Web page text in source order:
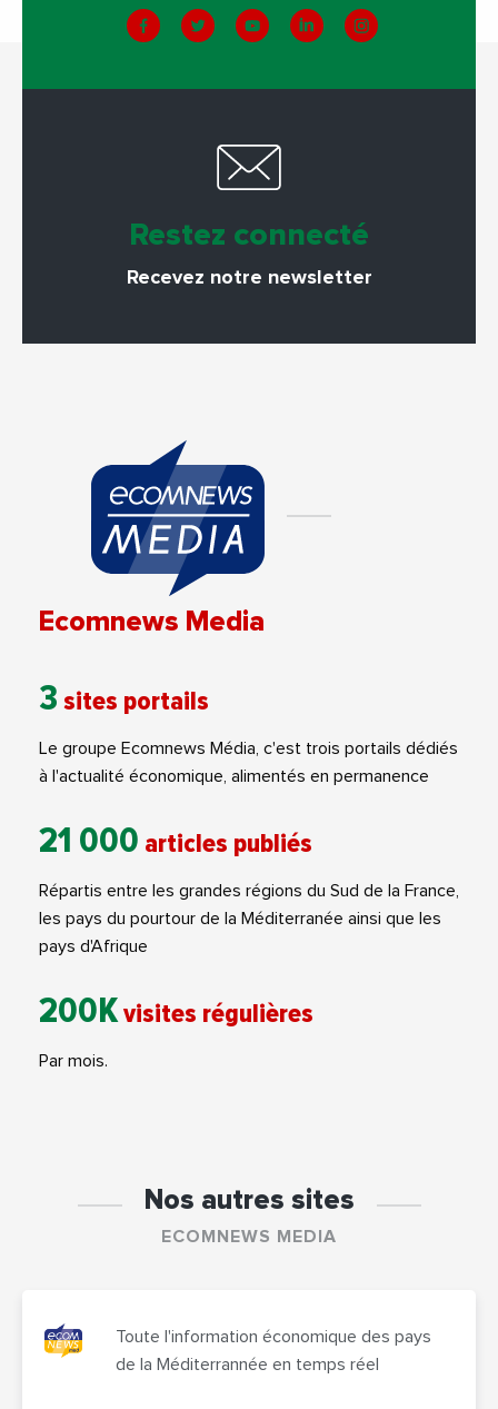
Restez connecté
Recevez notre newsletter
Ecomnews Media
3 sites portails
Le groupe Ecomnews Média, c'est trois portails dédiés
à l'actualité économique, alimentés en permanence
21 000 articles publiés
Répartis entre les grandes régions du Sud de la France,
les pays du pourtour de la Méditerranée ainsi que les
pays d'Afrique
200Kvisites régulières
Par mois.
Nos autres sites
ECOMNEWS MEDIA
Toute l'information économique des pays
de la Méditerrannée en temps réel